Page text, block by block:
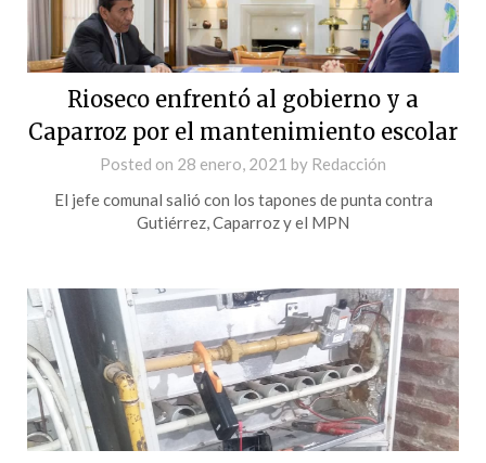
Rioseco enfrentó al gobierno y a
Caparroz por el mantenimiento escolar
Posted on 28 enero, 2021 by Redacción
El jefe comunal salió con los tapones de punta contra
Gutiérrez, Caparroz y el MPN